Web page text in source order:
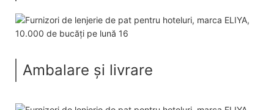
Ambalare și livrare